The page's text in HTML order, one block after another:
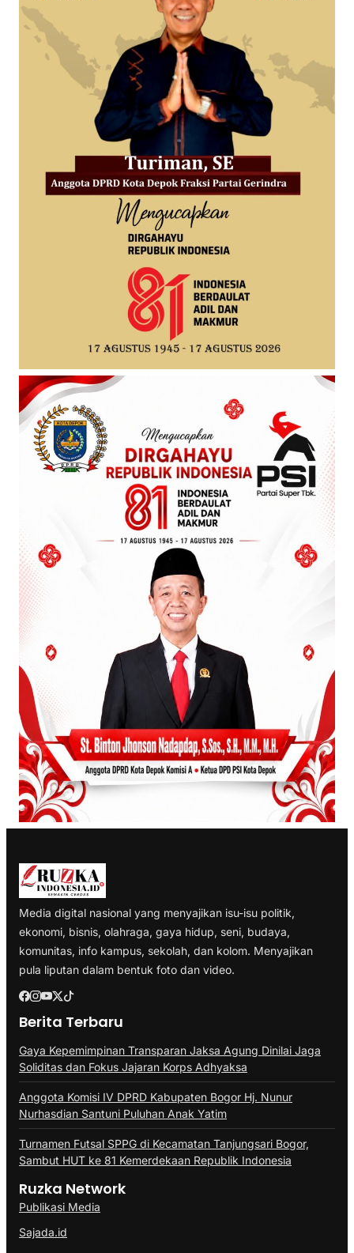
Media digital nasional yang menyajikan isu-isu politik,
ekonomi, bisnis, olahraga, gaya hidup, seni, budaya,
komunitas, info kampus, sekolah, dan kolom. Menyajikan
pula liputan dalam bentuk foto dan video.
Berita Terbaru
Gaya Kepemimpinan Transparan Jaksa Agung Dinilai Jaga
Soliditas dan Fokus Jajaran Korps Adhyaksa
Anggota Komisi IV DPRD Kabupaten Bogor Hj. Nunur
Nurhasdian Santuni Puluhan Anak Yatim
Turnamen Futsal SPPG di Kecamatan Tanjungsari Bogor,
Sambut HUT ke 81 Kemerdekaan Republik Indonesia
Ruzka Network
Publikasi Media
Sajada.id